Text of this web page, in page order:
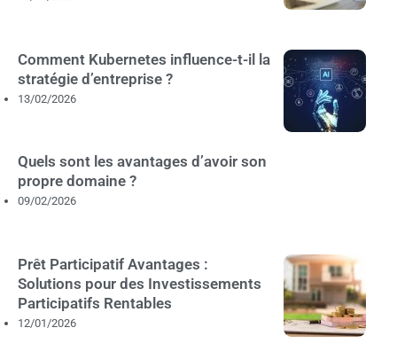
Comment Kubernetes influence-t-il la
stratégie d’entreprise ?
13/02/2026
Quels sont les avantages d’avoir son
propre domaine ?
09/02/2026
Prêt Participatif Avantages :
Solutions pour des Investissements
Participatifs Rentables
12/01/2026